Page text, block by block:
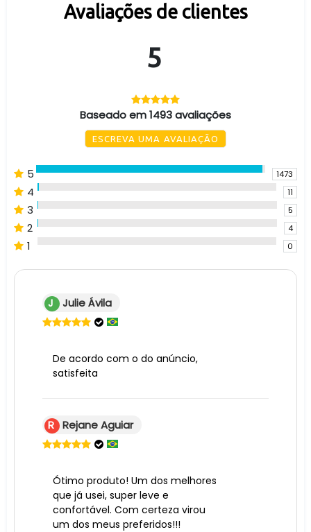
Avaliações de clientes
5
Baseado em 1493 avaliações
ESCREVA UMA AVALIAÇÃO
5 1473
4 11
3 5
2 4
1 0
J Julie Ávila
De acordo com o do anúncio,
satisfeita
R Rejane Aguiar
Ótimo produto! Um dos melhores
que já usei, super leve e
confortável. Com certeza virou
um dos meus preferidos!!!